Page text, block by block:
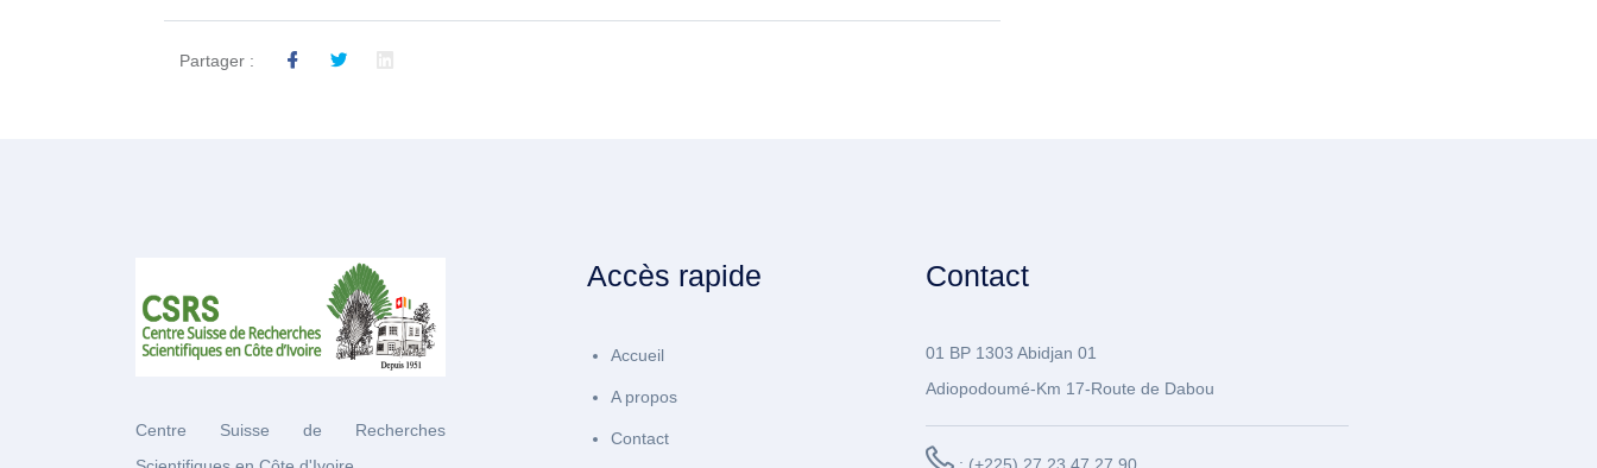
Partager :
Centre Suisse de Recherches
Accès rapide
Accueil
A propos
Contact
Contact
01 BP 1303 Abidjan 01
Adiopodoumé-Km 17-Route de Dabou